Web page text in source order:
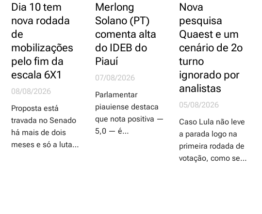
Dia 10 tem
nova rodada
de
mobilizações
pelo fim da
escala 6X1
08/08/2026
Proposta está
travada no Senado
há mais de dois
meses e só a luta
Merlong
Solano (PT)
comenta alta
do IDEB do
Piauí
07/08/2026
Parlamentar
piauiense destaca
que nota positiva —
5,0 — é
Nova
pesquisa
Quaest e um
cenário de 2o
turno
ignorado por
analistas
05/08/2026
Caso Lula não leve
a parada logo na
primeira rodada de
votação, como se